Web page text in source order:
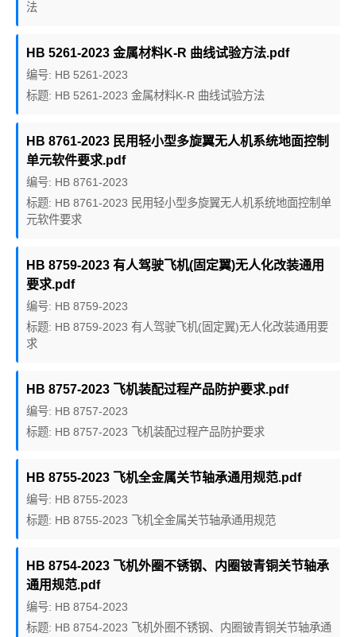
法
HB 5261-2023 金属材料K-R 曲线试验方法.pdf
编号: HB 5261-2023
标题: HB 5261-2023 金属材料K-R 曲线试验方法
HB 8761-2023 民用轻小型多旋翼无人机系统地面控制
单元软件要求.pdf
编号: HB 8761-2023
标题: HB 8761-2023 民用轻小型多旋翼无人机系统地面控制单
元软件要求
HB 8759-2023 有人驾驶飞机(固定翼)无人化改装通用
要求.pdf
编号: HB 8759-2023
标题: HB 8759-2023 有人驾驶飞机(固定翼)无人化改装通用要
求
HB 8757-2023 飞机装配过程产品防护要求.pdf
编号: HB 8757-2023
标题: HB 8757-2023 飞机装配过程产品防护要求
HB 8755-2023 飞机全金属关节轴承通用规范.pdf
编号: HB 8755-2023
标题: HB 8755-2023 飞机全金属关节轴承通用规范
HB 8754-2023 飞机外圈不锈钢、内圈铍青铜关节轴承
通用规范.pdf
编号: HB 8754-2023
标题: HB 8754-2023 飞机外圈不锈钢、内圈铍青铜关节轴承通